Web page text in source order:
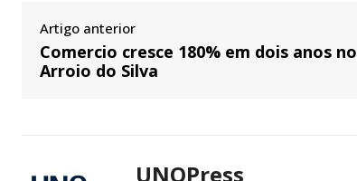
Artigo anterior
Comercio cresce 180% em dois anos no
Arroio do Silva
UNOPress